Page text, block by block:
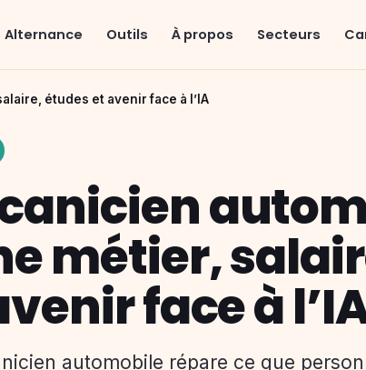
Alternance Outils À propos Secteurs
études et avenir face à l’IA
métier,
face à
automobile répare ce que